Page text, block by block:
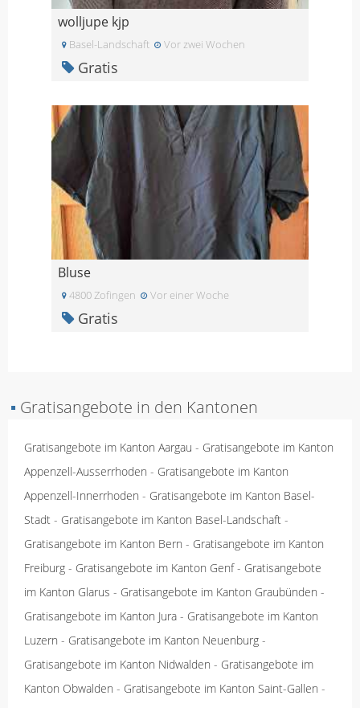
wolljupe kjp
Basel-Landschaft Vor zwei Wochen
Gratis
Bluse
4800 Zofingen Vor einer Woche
Gratis
▪ Gratisangebote in den Kantonen
Gratisangebote im Kanton Aargau - Gratisangebote im Kanton
Appenzell-Ausserrhoden - Gratisangebote im Kanton
Appenzell-Innerrhoden - Gratisangebote im Kanton Basel-
Stadt - Gratisangebote im Kanton Basel-Landschaft -
Gratisangebote im Kanton Bern - Gratisangebote im Kanton
Freiburg - Gratisangebote im Kanton Genf- Gratisangebote
im Kanton Glarus - Gratisangebote im Kanton Graubünden -
Gratisangebote im Kanton Jura - Gratisangebote im Kanton
Luzern - Gratisangebote im Kanton Neuenburg -
Gratisangebote im Kanton Nidwalden - Gratisangebote im
Kanton Obwalden - Gratisangebote im Kanton Saint-Gallen -